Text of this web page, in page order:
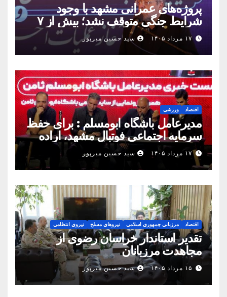
پروژه‌های عمرانی مشهد با وجود
شرایط جنگی متوقف نشد؛ بیش از ۷
همت پروژه در ۱۶۰ روز به بهره‌برداری
رسید
۱۷ مرداد ۱۴۰۵ سید حسین میرپور
اقتصاد ورزشی
مدیرعامل باشگاه ابومسلم : برای حفظ
سرمایه اجتماعی فوتبال مشهد، اراده
مشترک استان شکل بگیرد
۱۷ مرداد ۱۴۰۵ سید حسین میرپور
اقتصاد مرزبانی جمهوری اسلامی نیروهای مسلح نیروی انتظامی
تقدیر استاندار خراسان رضوی از
مجاهدت مرزبانان
۱۵ مرداد ۱۴۰۵ سید حسین میرپور